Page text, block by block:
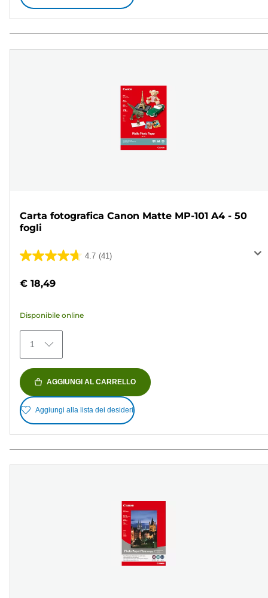
Carta fotografica Canon Matte MP-101 A4 - 50
fogli
4.7 (41)
4.7
5
41
recensioni
€ 18,49
Disponibile online
1
AGGIUNGI AL CARRELLO
Aggiungi alla lista dei desideri